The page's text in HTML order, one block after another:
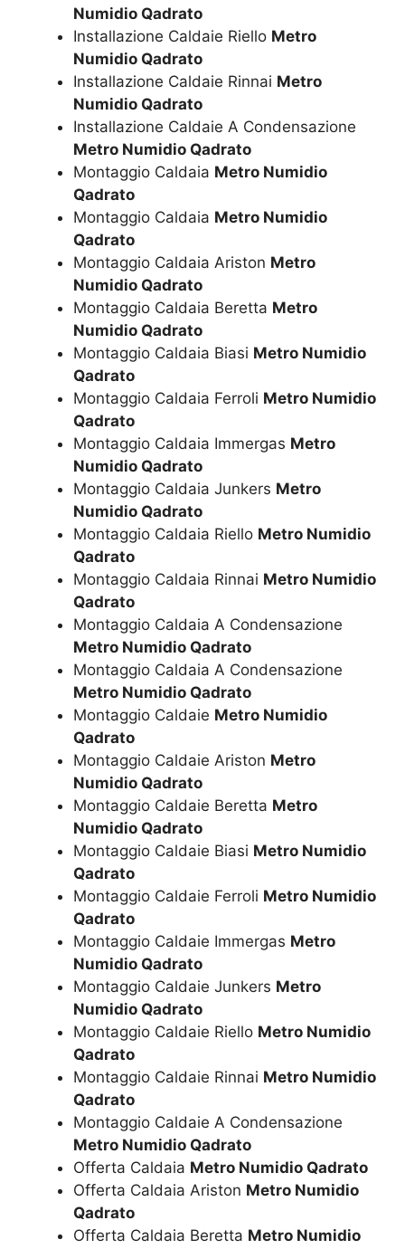
Numidio Qadrato
Installazione Caldaie Riello Metro
Numidio Qadrato
Installazione Caldaie Rinnai Metro
Numidio Qadrato
Installazione Caldaie A Condensazione
Metro Numidio Qadrato
Montaggio Caldaia Metro Numidio
Qadrato
Montaggio Caldaia Metro Numidio
Qadrato
Montaggio Caldaia Ariston Metro
Numidio Qadrato
Montaggio Caldaia Beretta Metro
Numidio Qadrato
Montaggio Caldaia Biasi Metro Numidio
Qadrato
Montaggio Caldaia Ferroli Metro Numidio
Qadrato
Montaggio Caldaia Immergas Metro
Numidio Qadrato
Montaggio Caldaia Junkers Metro
Numidio Qadrato
Montaggio Caldaia Riello Metro Numidio
Qadrato
Montaggio Caldaia Rinnai Metro Numidio
Qadrato
Montaggio Caldaia A Condensazione
Metro Numidio Qadrato
Montaggio Caldaia A Condensazione
Metro Numidio Qadrato
Montaggio Caldaie Metro Numidio
Qadrato
Montaggio Caldaie Ariston Metro
Numidio Qadrato
Montaggio Caldaie Beretta Metro
Numidio Qadrato
Montaggio Caldaie Biasi Metro Numidio
Qadrato
Montaggio Caldaie Ferroli Metro Numidio
Qadrato
Montaggio Caldaie Immergas Metro
Numidio Qadrato
Montaggio Caldaie Junkers Metro
Numidio Qadrato
Montaggio Caldaie Riello Metro Numidio
Qadrato
Montaggio Caldaie Rinnai Metro Numidio
Qadrato
Montaggio Caldaie A Condensazione
Metro Numidio Qadrato
Offerta Caldaia Metro Numidio Qadrato
Offerta Caldaia Ariston Metro Numidio
Qadrato
Offerta Caldaia Beretta Metro Numidio